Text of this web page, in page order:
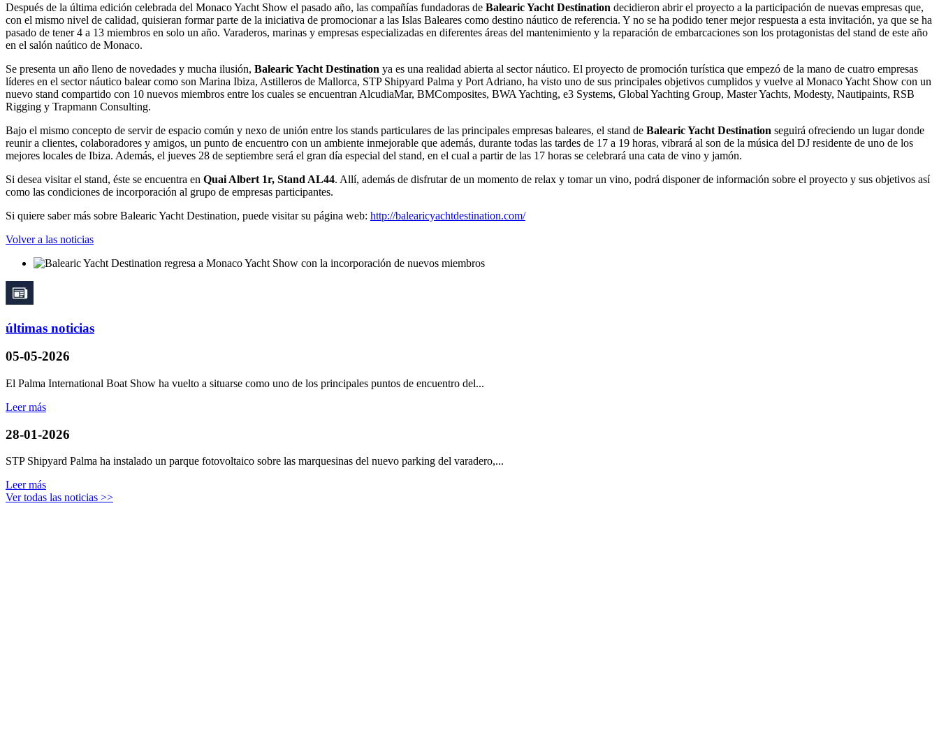
Después de la última edición celebrada del Monaco Yacht Show el pasado año, las compañías fundadoras de Balearic Yacht Destination decidieron abrir el proyecto a la participación de nuevas empresas que,
con el mismo nivel de calidad, quisieran formar parte de la iniciativa de promocionar a las Islas Baleares como destino náutico de referencia. Y no se ha podido tener mejor respuesta a esta invitación, ya que se ha
pasado de tener 4 a 13 miembros en solo un año. Varaderos, marinas y empresas especializadas en diferentes áreas del mantenimiento y la reparación de embarcaciones son los protagonistas del stand de este año
en el salón naútico de Monaco.
Se presenta un año lleno de novedades y mucha ilusión, Balearic Yacht Destination ya es una realidad abierta al sector náutico. El proyecto de promoción turística que empezó de la mano de cuatro empresas
líderes en el sector náutico balear como son Marina Ibiza, Astilleros de Mallorca, STP Shipyard Palma y Port Adriano, ha visto uno de sus principales objetivos cumplidos y vuelve al Monaco Yacht Show con un
nuevo stand compartido con 10 nuevos miembros entre los cuales se encuentran AlcudiaMar, BMComposites, BWA Yachting, e3 Systems, Global Yachting Group, Master Yachts, Modesty, Nautipaints, RSB
Rigging y Trapmann Consulting.
Bajo el mismo concepto de servir de espacio común y nexo de unión entre los stands particulares de las principales empresas baleares, el stand de Balearic Yacht Destination seguirá ofreciendo un lugar donde
reunir a clientes, colaboradores y amigos, un punto de encuentro con un ambiente inmejorable que además, durante todas las tardes de 17 a 19 horas, vibrará al son de la música del DJ residente de uno de los
mejores locales de Ibiza. Además, el jueves 28 de septiembre será el gran día especial del stand, en el cual a partir de las 17 horas se celebrará una cata de vino y jamón.
Si desea visitar el stand, éste se encuentra en Quai Albert 1r, Stand AL44. Allí, además de disfrutar de un momento de relax y tomar un vino, podrá disponer de información sobre el proyecto y sus objetivos así
como las condiciones de incorporación al grupo de empresas participantes.
Si quiere saber más sobre Balearic Yacht Destination, puede visitar su página web: http://balearicyachtdestination.com/
Volver a las noticias
últimas noticias
05-05-2026
El Palma International Boat Show ha vuelto a situarse como uno de los principales puntos de encuentro del...
Leer más
28-01-2026
STP Shipyard Palma ha instalado un parque fotovoltaico sobre las marquesinas del nuevo parking del varadero,...
Leer más
Ver todas las noticias >>